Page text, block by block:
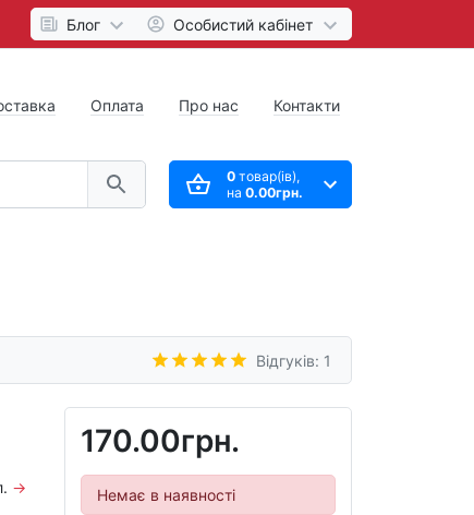
Блог Особистий кабінет
Оплата Про нас Контакти
0товар(ів),
на 0.00грн.
Відгуків: 1
170.00грн.
Немає в наявності
→